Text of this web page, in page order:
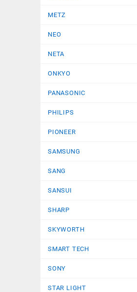
METZ
NEO
NETA
ONKYO
PANASONIC
PHILIPS
PIONEER
SAMSUNG
SANG
SANSUI
SHARP
SKYWORTH
SMART TECH
SONY
STAR LIGHT